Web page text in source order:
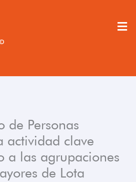
de Personas
actividad clave
a las agrupaciones
de Lota